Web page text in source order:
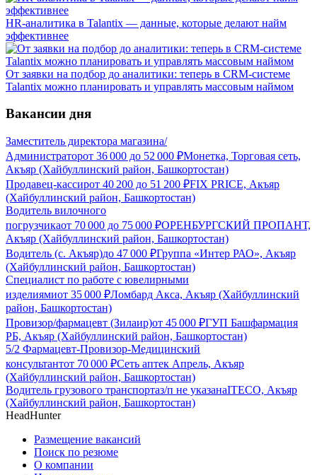
HR-аналитика в Talantix — данные, которые делают найм
эффективнее
От заявки на подбор до аналитики: теперь в CRM-системе
Talantix можно планировать и управлять массовым наймом
Вакансии дня
Заместитель директора магазина/
Администраторот 36 000 до 52 000 ₽Монетка, Торговая сеть,
Акъяр (Хайбуллинский район, Башкортостан)
Продавец-кассирот 40 200 до 51 200 ₽FIX PRICE, Акъяр
(Хайбуллинский район, Башкортостан)
Водитель вилочного
погрузчикаот 70 000 до 75 000 ₽ОРЕНБУРГСКИЙ ПРОПАНТ,
Акъяр (Хайбуллинский район, Башкортостан)
Водитель (с. Акъяр)до 47 000 ₽Группа «Интер РАО», Акъяр
(Хайбуллинский район, Башкортостан)
Специалист по работе с ювелирными
изделиямиот 35 000 ₽Ломбард Акса, Акъяр (Хайбуллинский
район, Башкортостан)
Провизор/фармацевт (Зилаир)от 45 000 ₽ГУП Башфармация
РБ, Акъяр (Хайбуллинский район, Башкортостан)
5/2 Фармацевт-Провизор-Медицинский
консультантот 70 000 ₽Сеть аптек Апрель, Акъяр
(Хайбуллинский район, Башкортостан)
Водитель грузового транспортаз/п не указанаITECO, Акъяр
(Хайбуллинский район, Башкортостан)
HeadHunter
Размещение вакансий
Поиск по резюме
О компании